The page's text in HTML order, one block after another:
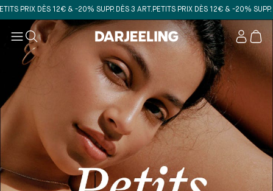
DÈS 12€ & -20% SUPP. DÈS 3 ART.PETITS PRIX DÈS 12€ & -20% SUPP. DÈS 3
Mon